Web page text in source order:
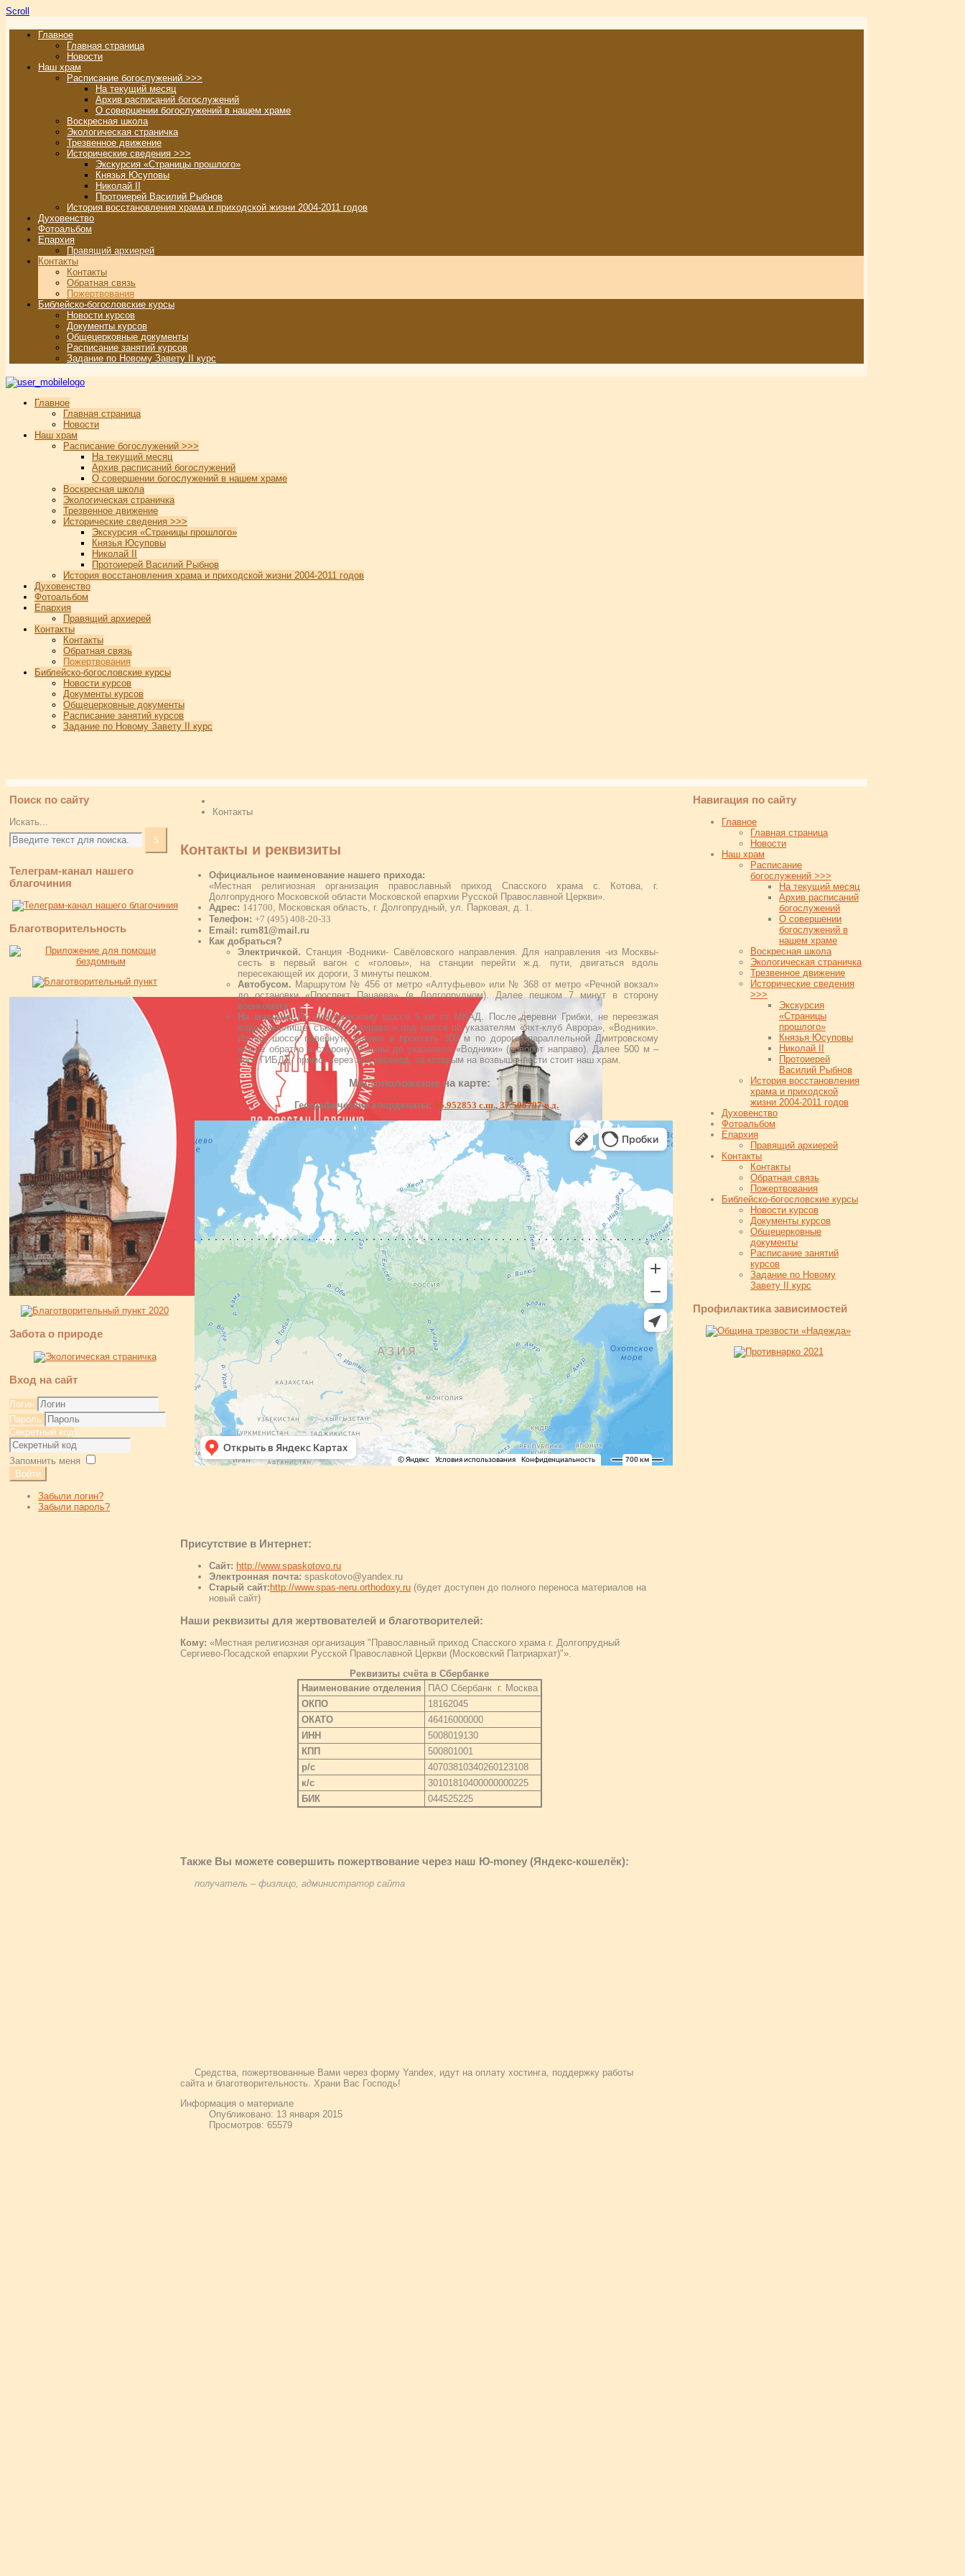
Scroll
Главное
Главная страница
Новости
Наш храм
Расписание богослужений >>>
На текущий месяц
Архив расписаний богослужений
О совершении богослужений в нашем храме
Воскресная школа
Экологическая страничка
Трезвенное движение
Исторические сведения >>>
Экскурсия «Страницы прошлого»
Князья Юсуповы
Николай II
Протоиерей Василий Рыбнов
История восстановления храма и приходской жизни 2004-2011 годов
Духовенство
Фотоальбом
Епархия
Правящий архиерей
Контакты
Контакты
Обратная связь
Пожертвования
Библейско-богословские курсы
Новости курсов
Документы курсов
Общецерковные документы
Расписание занятий курсов
Задание по Новому Завету II курс
Главное
Главная страница
Новости
Наш храм
Расписание богослужений >>>
На текущий месяц
Архив расписаний богослужений
О совершении богослужений в нашем храме
Воскресная школа
Экологическая страничка
Трезвенное движение
Исторические сведения >>>
Экскурсия «Страницы прошлого»
Князья Юсуповы
Николай II
Протоиерей Василий Рыбнов
История восстановления храма и приходской жизни 2004-2011 годов
Духовенство
Фотоальбом
Епархия
Правящий архиерей
Контакты
Контакты
Обратная связь
Пожертвования
Библейско-богословские курсы
Новости курсов
Документы курсов
Общецерковные документы
Расписание занятий курсов
Задание по Новому Завету II курс
Поиск по сайту
Искать...
Телеграм-канал нашего
благочиния
Благотворительность
Забота о природе
Вход на сайт
Логин
Пароль
Секретный код
Запомнить меня
Войти
Забыли логин?
Забыли пароль?
Навигация по сайту
Главное
Главная страница
Новости
Наш храм
Расписание
богослужений >>>
На текущий месяц
Архив расписаний
богослужений
О совершении
богослужений в
нашем храме
Воскресная школа
Экологическая страничка
Трезвенное движение
Исторические сведения
>>>
Экскурсия
«Страницы
прошлого»
Князья Юсуповы
Николай II
Протоиерей
Василий Рыбнов
История восстановления
храма и приходской
жизни 2004-2011 годов
Духовенство
Фотоальбом
Епархия
Правящий архиерей
Контакты
Контакты
Обратная связь
Пожертвования
Библейско-богословские курсы
Новости курсов
Документы курсов
Общецерковные
документы
Расписание занятий
курсов
Задание по Новому
Завету II курс
Профилактика зависимостей
Контакты
Контакты и реквизиты
Официальное наименование нашего прихода:
«Местная религиозная организация православный приход Спасского храма с. Котова, г.
Долгопрудного Московской области Московской епархии Русской Православной Церкви».
Адрес: 141700, Московская область, г. Долгопрудный, ул. Парковая, д. 1.
Телефон: +7 (495) 408-20-33
Email: rum81@mail.ru
Как добраться?
Электричкой. Станция -Водники- Савёловского направления. Для направления -из Москвы-
сесть в первый вагон с «головы», на станции перейти ж.д. пути, двигаться вдоль
пересекающей их дороги, 3 минуты пешком.
Автобусом. Маршрутом № 456 от метро «Алтуфьево» или № 368 от метро «Речной вокзал»
до остановки «Проспект Пацаева» (в Долгопрудном). Далее пешком 7 минут в сторону
военкомата.
На машине.По Дмитровскому шоссе 5 км от МКАД. После деревни Грибки, не переезжая
водохранилище, съехать направо и под шоссе по указателям «яхт-клуб Аврора», «Водники».
Из-под шоссе повернуть вправо и проехать 300 м по дороге, параллельной Дмитровскому
шоссе обратно в сторону Москвы до указателя «Водники» (поворот направо). Далее 500 м –
пост ГИБДД, прямо, через ж/д переезд, за которым на возвышенности стоит наш храм.
Местоположение на карте:
Географические координаты:55.952853 с.ш., 37.506797 в.д.
Присутствие в Интернет:
Сайт: http://www.spaskotovo.ru
Электронная почта: spaskotovo@yandex.ru
Старый сайт: http://www.spas-neru.orthodoxy.ru (будет доступен до полного переноса материалов на
новый сайт)
Наши реквизиты для жертвователей и благотворителей:
Кому: «Местная религиозная организация "Православный приход Спасского храма г. Долгопрудный
Сергиево-Посадской епархии Русской Православной Церкви (Московский Патриархат)"».
Реквизиты счёта в Сбербанке
Наименование отделения
ПАО Сбербанк г. Москва
ОКПО
18162045
ОКАТО
46416000000
ИНН
5008019130
КПП
500801001
р/с
40703810340260123108
к/с
30101810400000000225
БИК
044525225
Также Вы можете совершить пожертвование через наш Ю-money (Яндекс-кошелёк):
получатель – физлицо, администратор сайта
Средства, пожертвованные Вами через форму Yandex, идут на оплату хостинга, поддержку работы
сайта и благотворительность. Храни Вас Господь!
Информация о материале
Опубликовано: 13 января 2015
Просмотров: 65579